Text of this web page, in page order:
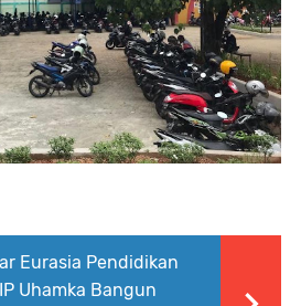
Eurasia Pendidikan
Uhamka Bangun